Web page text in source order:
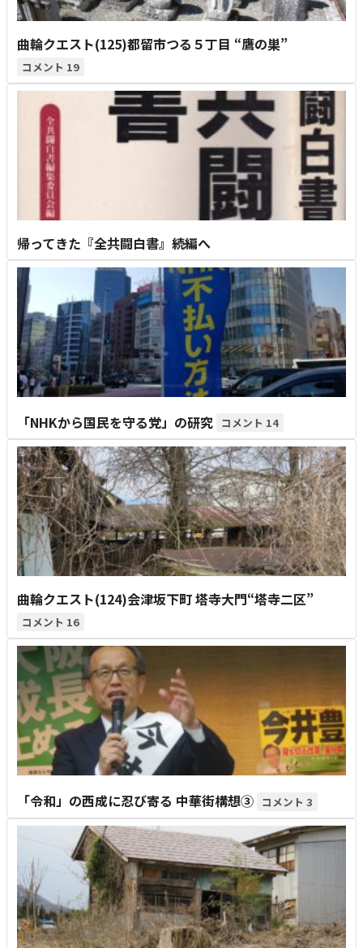
曲輪クエスト(125)都留市つる５丁目 “鷹の巣”
19
帰ってきた『全共闘白書』続編へ
「NHKから国民を守る党」の研究 14
曲輪クエスト(124)会津坂下町 塔寺大門“塔寺二区”
16
「令和」の西成に忍び寄る 中華街構想③ 3